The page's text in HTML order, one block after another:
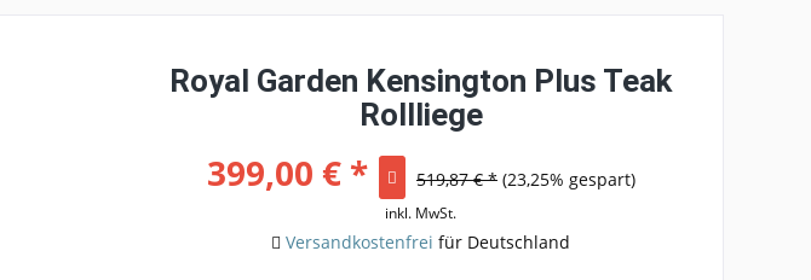
Royal Garden Kensington Plus Teak
Rollliege
399,00 € * 519,87 € * (23,25% gespart)
inkl. MwSt.
Versandkostenfrei für Deutschland